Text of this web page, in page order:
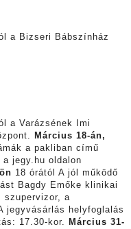
a Bizseri Bábszínház
a Varázsének Imi
Március 18-án,
a pakliban című
jegy.hu oldalon
18 órától A jól működő
Bagdy Emőke klinikai
szupervizor, a
jegyvásárlás helyfoglalás
17.30-kor.
Március 31-